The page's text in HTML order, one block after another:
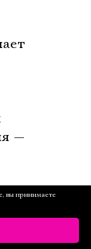
—
вы принимаете